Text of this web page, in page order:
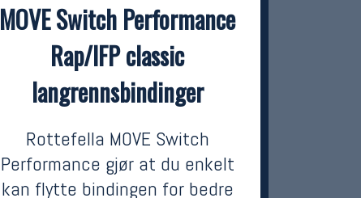
MOVE Switch Performance
Rap/IFP classic
langrennsbindinger
Rottefella MOVE Switch
Performance gjør at du enkelt
kan flytte bindingen for bedre